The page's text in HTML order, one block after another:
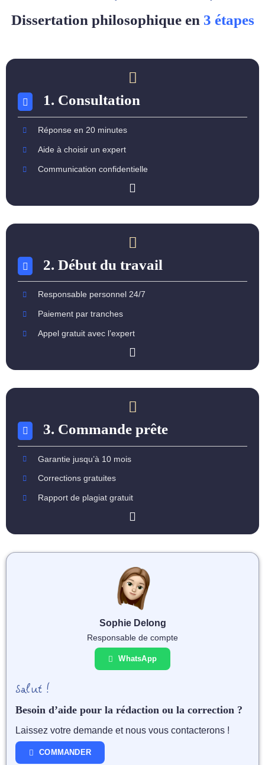
Dissertation philosophique en 3 étapes
1. Consultation
Réponse en 20 minutes
Aide à choisir un expert
Communication confidentielle
2. Début du travail
Responsable personnel 24/7
Paiement par tranches
Appel gratuit avec l’expert
3. Commande prête
Garantie jusqu’à 10 mois
Corrections gratuites
Rapport de plagiat gratuit
Sophie Delong
Responsable de compte
WhatsApp
Salut !
Besoin d’aide pour la rédaction ou la correction ?
Laissez votre demande et nous vous contacterons !
COMMANDER